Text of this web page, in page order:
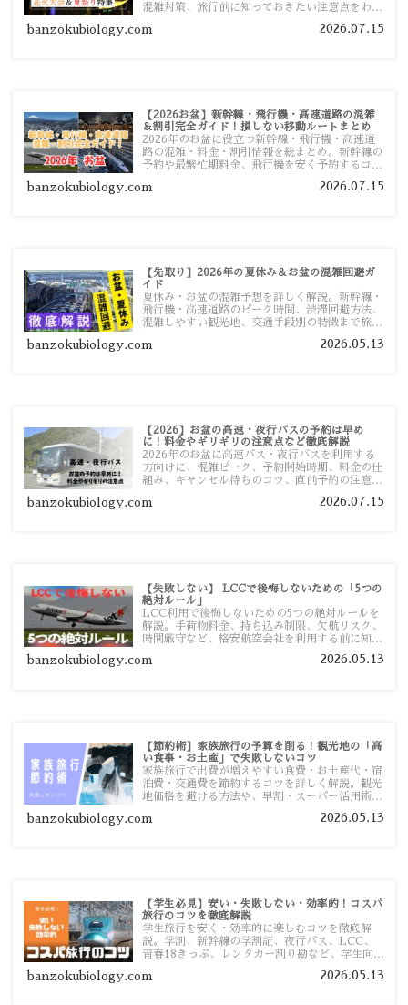
混雑対策、旅行前に知っておきたい注意点をわか
banzokubiology.com 2026.07.15
【2026お盆】新幹線・飛行機・高速道路の混雑
＆割引完全ガイド！損しない移動ルートまとめ
2026年のお盆に役立つ新幹線・飛行機・高速道
路の混雑・料金・割引情報を総まとめ。新幹線の
予約や最繁忙期料金、飛行機を安く予約するコ
い移動方法を分かりやすく解説します。
banzokubiology.com 2026.07.15
【先取り】2026年の夏休み＆お盆の混雑回避ガ
イド
夏休み・お盆の混雑予想を詳しく解説。新幹線・
飛行機・高速道路のピーク時間、渋滞回避方法、
混雑しやすい観光地、交通手段別の特徴まで旅行
banzokubiology.com 2026.05.13
【2026】お盆の高速・夜行バスの予約は早め
に！料金やギリギリの注意点など徹底解説
2026年のお盆に高速バス・夜行バスを利用する
方向けに、混雑ピーク、予約開始時期、料金の仕
組み、キャンセル待ちのコツ、直前予約の注意点
banzokubiology.com 2026.07.15
【失敗しない】 LCCで後悔しないための「5つの
絶対ルール」
LCC利用で後悔しないための5つの絶対ルールを
解説。手荷物料金、持ち込み制限、欠航リスク、
時間厳守など、格安航空会社を利用する前に知っ
す。
banzokubiology.com 2026.05.13
【節約術】家族旅行の予算を削る！観光地の「高
い食事・お土産」で失敗しないコツ
家族旅行で出費が増えやすい食費・お土産代・宿
泊費・交通費を節約するコツを詳しく解説。観光
地価格を避ける方法や、早割・スーパー活用術、
banzokubiology.com 2026.05.13
【学生必見】安い・失敗しない・効率的！コスパ
旅行のコツを徹底解説
学生旅行を安く・効率的に楽しむコツを徹底解
説。学割、新幹線の学割証、夜行バス、LCC、
青春18きっぷ、レンタカー割り勘など、学生向け
banzokubiology.com 2026.05.13